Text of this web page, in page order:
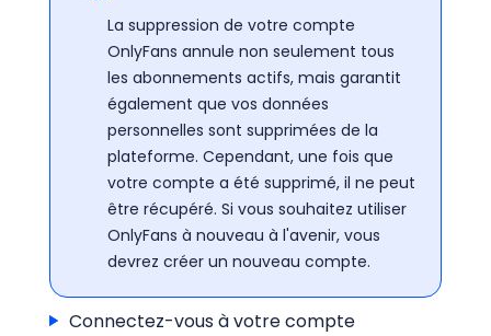
La suppression de votre compte
OnlyFans annule non seulement tous
les abonnements actifs, mais garantit
également que vos données
personnelles sont supprimées de la
plateforme. Cependant, une fois que
votre compte a été supprimé, il ne peut
être récupéré. Si vous souhaitez utiliser
OnlyFans à nouveau à l'avenir, vous
devrez créer un nouveau compte.
Connectez-vous à votre compte